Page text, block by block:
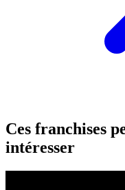
Ces franchises
intéresser